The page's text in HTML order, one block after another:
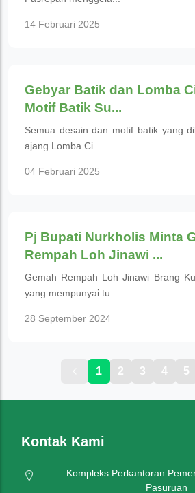
14 Februari 2025
Gebyar Batik dan Lomba
Motif Batik Su...
Semua desain dan motif batik yang
ajang Lomba Ci...
04 Februari 2025
Pj Bupati Nurkholis Minta
Rempah Loh Jinawi ...
Gemah Rempah Loh Jinawi Brang
yang mempunyai tu...
28 September 2024
1 2 3 4 5
Kontak Kami
Kompleks Perkantoran
Pasuruan